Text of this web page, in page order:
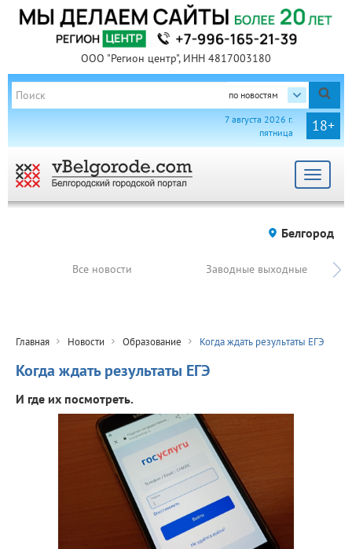
ООО "Регион центр", ИНН 4817003180
по новостям
18+
7 августа 2026 г.
пятница
Toggle
Белгород
Все новости Заводные выходные
Главная Новости Образование Когда ждать результаты ЕГЭ
Когда ждать результаты ЕГЭ
И где их посмотреть.